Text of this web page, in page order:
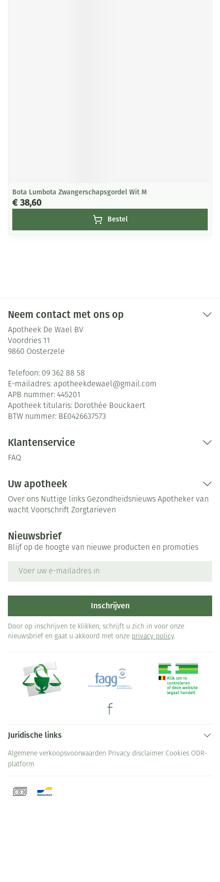
Bota Lumbota Zwangerschapsgordel Wit M
€ 38,60
Bestel
Neem contact met ons op
Apotheek De Wael BV
Voordries 11
9860 Oosterzele
Telefoon: 09 362 88 58
E-mailadres: apotheekdewael@gmail.com
APB nummer: 445201
Apotheek titularis: Dorothée Bouckaert
BTW nummer: BE0426637573
Klantenservice
FAQ
Uw apotheek
Over ons Nuttige links Gezondheidsnieuws Apotheker van
wacht Voorschrift Zorgtarieven
Nieuwsbrief
Blijf op de hoogte van nieuwe producten en promoties
Inschrijven
Door op inschrijven te klikken, schrijft u zich in voor onze
nieuwsbrief en gaat u akkoord met onze privacy policy.
Juridische links
Algemene verkoopsvoorwaarden Privacy disclaimer Cookies ODR-
platform